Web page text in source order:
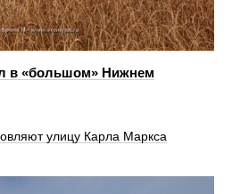
в «большом» Нижнем
улицу Карла Маркса